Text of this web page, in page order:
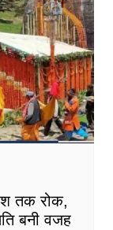
तक रोक,
बनी वजह